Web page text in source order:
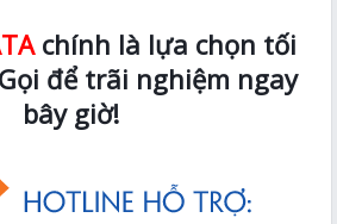
chính là lựa chọn tối
để trãi nghiệm ngay
bây giờ!